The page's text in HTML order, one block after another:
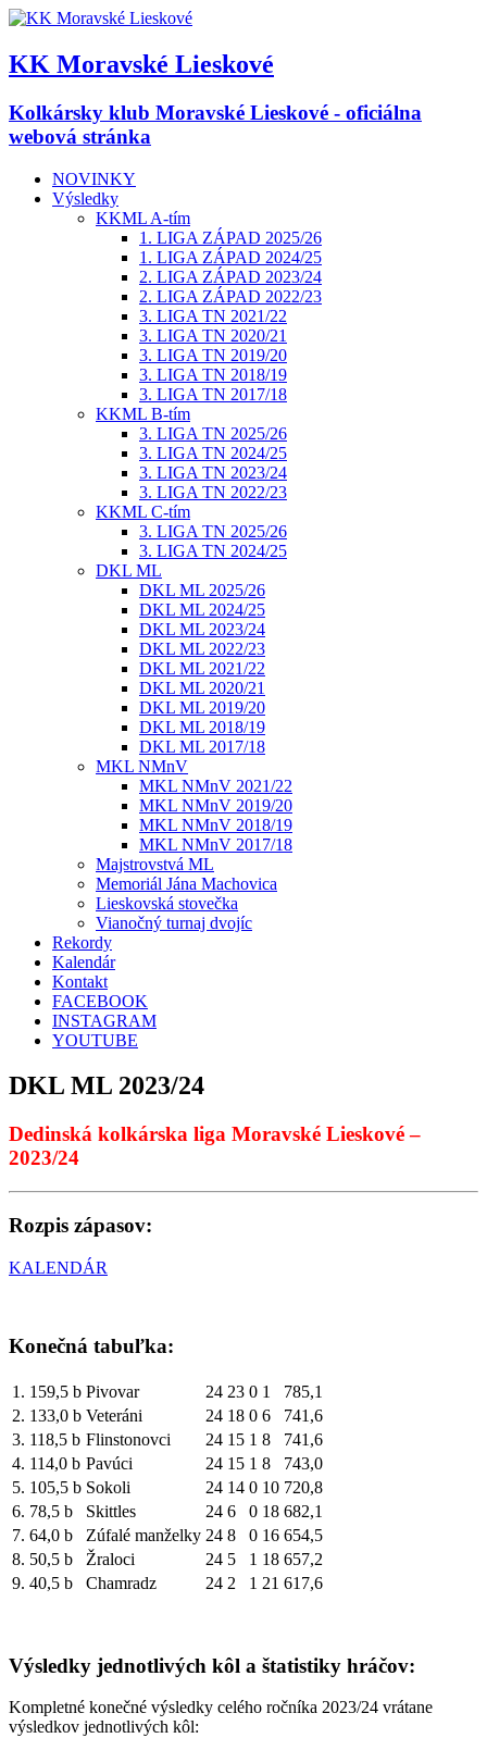
KK Moravské Lieskové
Kolkársky klub Moravské Lieskové - oficiálna
webová stránka
NOVINKY
Výsledky
KKML A-tím
1. LIGA ZÁPAD 2025/26
1. LIGA ZÁPAD 2024/25
2. LIGA ZÁPAD 2023/24
2. LIGA ZÁPAD 2022/23
3. LIGA TN 2021/22
3. LIGA TN 2020/21
3. LIGA TN 2019/20
3. LIGA TN 2018/19
3. LIGA TN 2017/18
KKML B-tím
3. LIGA TN 2025/26
3. LIGA TN 2024/25
3. LIGA TN 2023/24
3. LIGA TN 2022/23
KKML C-tím
3. LIGA TN 2025/26
3. LIGA TN 2024/25
DKL ML
DKL ML 2025/26
DKL ML 2024/25
DKL ML 2023/24
DKL ML 2022/23
DKL ML 2021/22
DKL ML 2020/21
DKL ML 2019/20
DKL ML 2018/19
DKL ML 2017/18
MKL NMnV
MKL NMnV 2021/22
MKL NMnV 2019/20
MKL NMnV 2018/19
MKL NMnV 2017/18
Majstrovstvá ML
Memoriál Jána Machovica
Lieskovská stovečka
Vianočný turnaj dvojíc
Rekordy
Kalendár
Kontakt
FACEBOOK
INSTAGRAM
YOUTUBE
DKL ML 2023/24
Dedinská kolkárska liga Moravské Lieskové –
2023/24
Rozpis zápasov:
KALENDÁR
Konečná tabuľka:
1. 159,5 b Pivovar 24 23 0 1
785,1
2. 133,0 b Veteráni 24 18 0 6
741,6
3. 118,5 b Flinstonovci 24 15 1 8
741,6
4. 114,0 b Pavúci 24 15 1 8
743,0
5. 105,5 b Sokoli 24 14 0 10 720,8
6. 78,5 b Skittles 24 6 0 18 682,1
7. 64,0 b Zúfalé manželky 24 8 0 16 654,5
8. 50,5 b Žraloci 24 5 1 18 657,2
9. 40,5 b Chamradz 24 2 1 21 617,6
Výsledky jednotlivých kôl a štatistiky hráčov:
Kompletné konečné výsledky celého ročníka 2023/24 vrátane
výsledkov jednotlivých kôl: